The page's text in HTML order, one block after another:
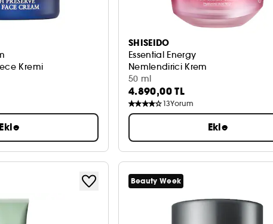
Kremi
Ekle
SHISEIDO
Essential Energy
Nemlendirici Krem
50 ml
4.890,00 TL
13Yorum
Ekle
Beauty Week